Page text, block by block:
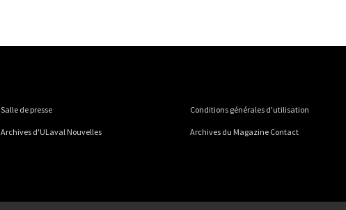
Salle de presse Conditions générales d'utilisation
Archives d'ULaval Nouvelles Archives du Magazine Contact